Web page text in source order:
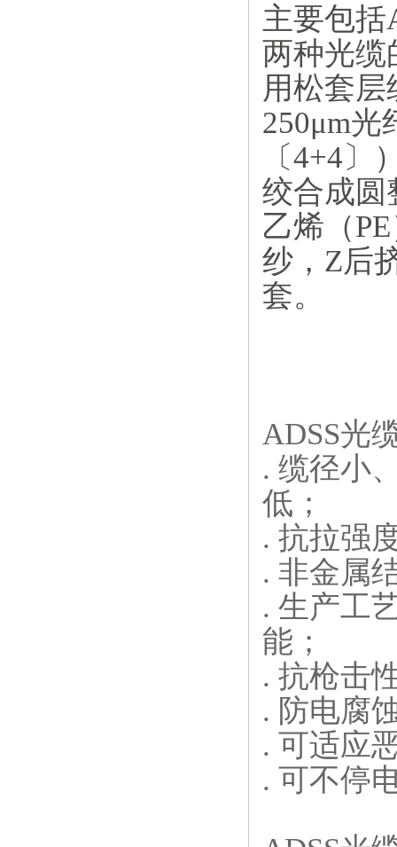
主要包括
两种光缆
用松套层
250μm
〔4+4
绞合成圆
乙烯（
纱，Z后
套。
ADSS光
. 缆径小
低；
. 抗拉强
. 非金属
. 生产工
能；
. 抗枪击
. 防电腐
. 可适应
. 可不停